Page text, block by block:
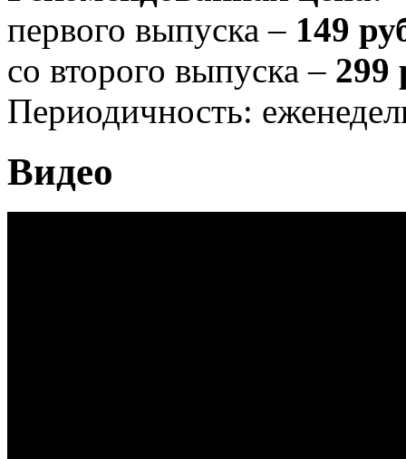
первого выпуска – 149
со второго выпуска – 299
Периодичность:
Видео